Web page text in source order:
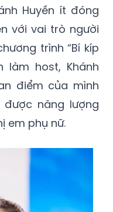
Huyền ít đóng
với vai trò người
trình “Bí kíp
làm host, Khánh
điểm của mình
năng lượng
em phụ nữ.